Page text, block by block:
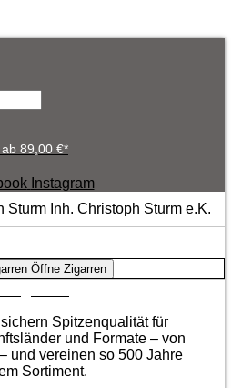
89,00 €*
Instagram
Öffne Zigarren
Spitzenqualität für
und Formate – von
und vereinen so 500 Jahre
Sortiment.